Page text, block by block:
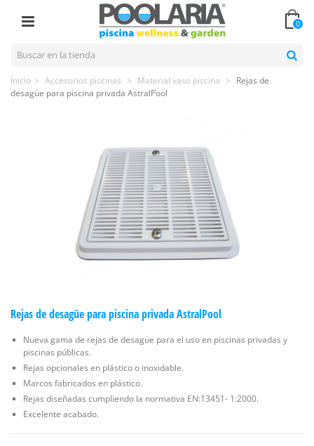
0
Inicio > Accesorios piscinas > Material vaso piscina > Rejas de
desagüe para piscina privada AstralPool
Rejas de desagüe para piscina privada AstralPool
Nueva gama de rejas de desagüe para el uso en piscinas privadas y
piscinas públicas.
Rejas opcionales en plástico o inoxidable.
Marcos fabricados en plástico.
Rejas diseñadas cumpliendo la normativa EN:13451- 1:2000.
Excelente acabado.